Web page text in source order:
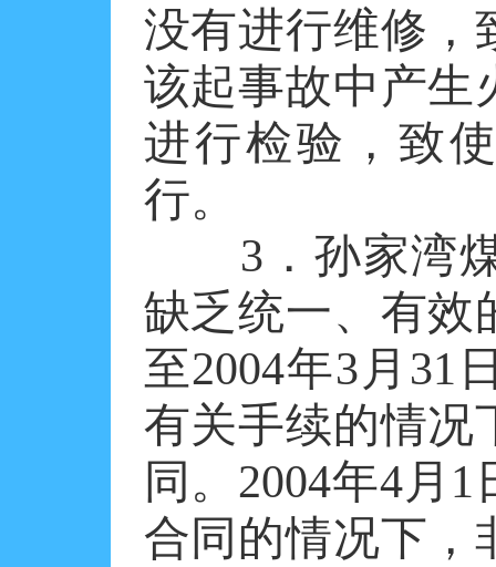
没有进行维修，
该起事故中产生
进行检验，致
行。
3．孙家湾煤
缺乏统一、有效
至2004年3月31
有关手续的情况
同。2004年4月
合同的情况下，